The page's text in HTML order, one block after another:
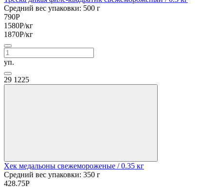
Средний вес упаковки: 500 г
790Р
1580Р/кг
1870Р/кг
уп.
29 1225
Хек медальоны свежемороженые / 0.35 кг
Средний вес упаковки: 350 г
428.75Р